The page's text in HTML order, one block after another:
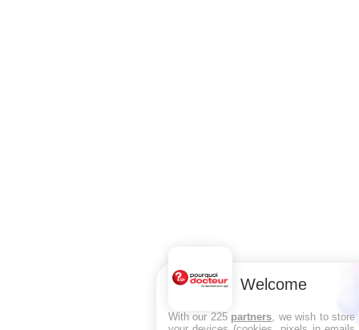
Welcome
With our 225 partners , we wish to